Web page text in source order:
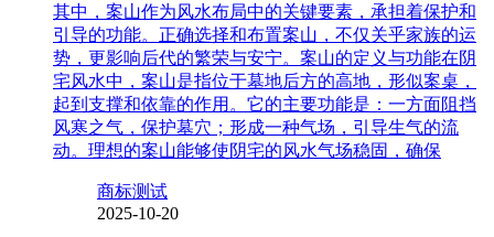
其中，案山作为风水布局中的关键要素，承担着保护和
引导的功能。正确选择和布置案山，不仅关乎家族的运
势，更影响后代的繁荣与安宁。案山的定义与功能在阴
宅风水中，案山是指位于墓地后方的高地，形似案桌，
起到支撑和依靠的作用。它的主要功能是：一方面阻挡
风寒之气，保护墓穴；形成一种气场，引导生气的流
动。理想的案山能够使阴宅的风水气场稳固，确保
商标测试
2025-10-20